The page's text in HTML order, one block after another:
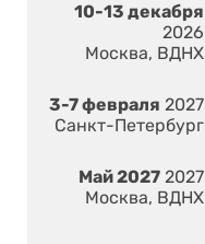
10-13 декабря
2026
Москва, ВДНХ
3-7 февраля 2027
Санкт-Петербург
Май 2027 2027
Москва, ВДНХ